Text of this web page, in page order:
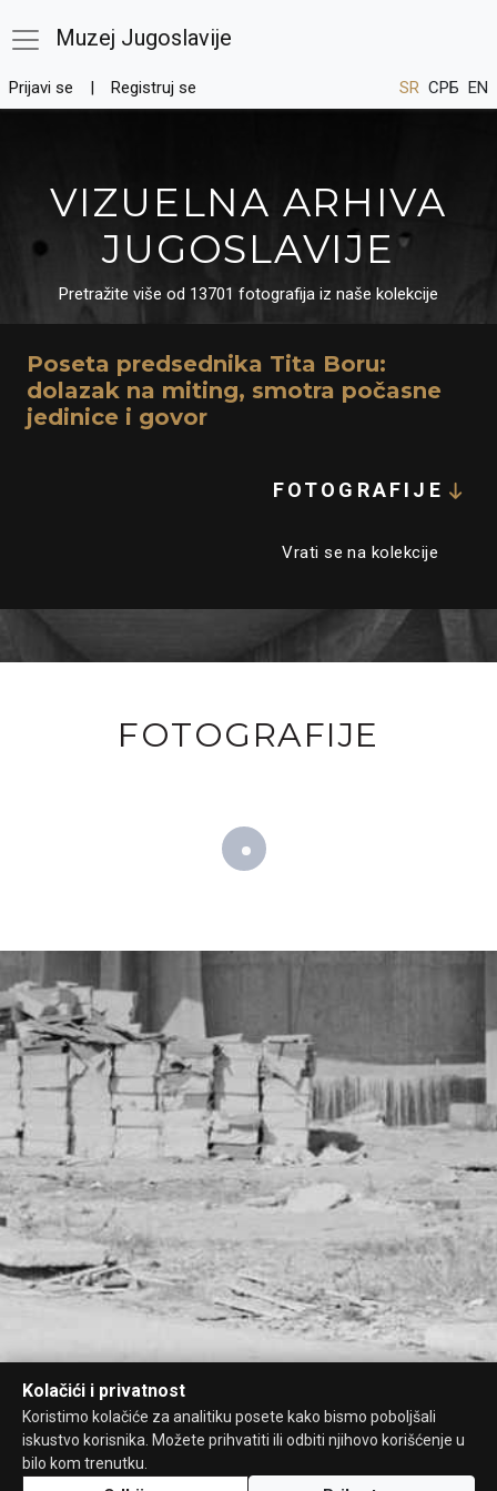
Muzej Jugoslavije
Prijavi se Registruj se SR СРБ EN
VIZUELNA ARHIVA
JUGOSLAVIJE
Pretražite više od 13701 fotografija iz naše kolekcije
Poseta predsednika Tita Boru:
dolazak na miting, smotra počasne
jedinice i govor
FOTOGRAFIJE
Vrati se na kolekcije
FOTOGRAFIJE
Kolačići i privatnost
Koristimo kolačiće za analitiku posete kako bismo poboljšali
iskustvo korisnika. Možete prihvatiti ili odbiti njihovo korišćenje u
bilo kom trenutku.